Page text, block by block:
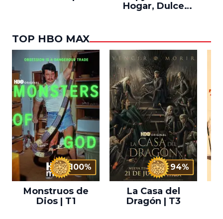
Hogar, Dulce
TOP HBO MAX
100%
Monstruos de
Dios | T1
94%
La Casa del
Dragón | T3